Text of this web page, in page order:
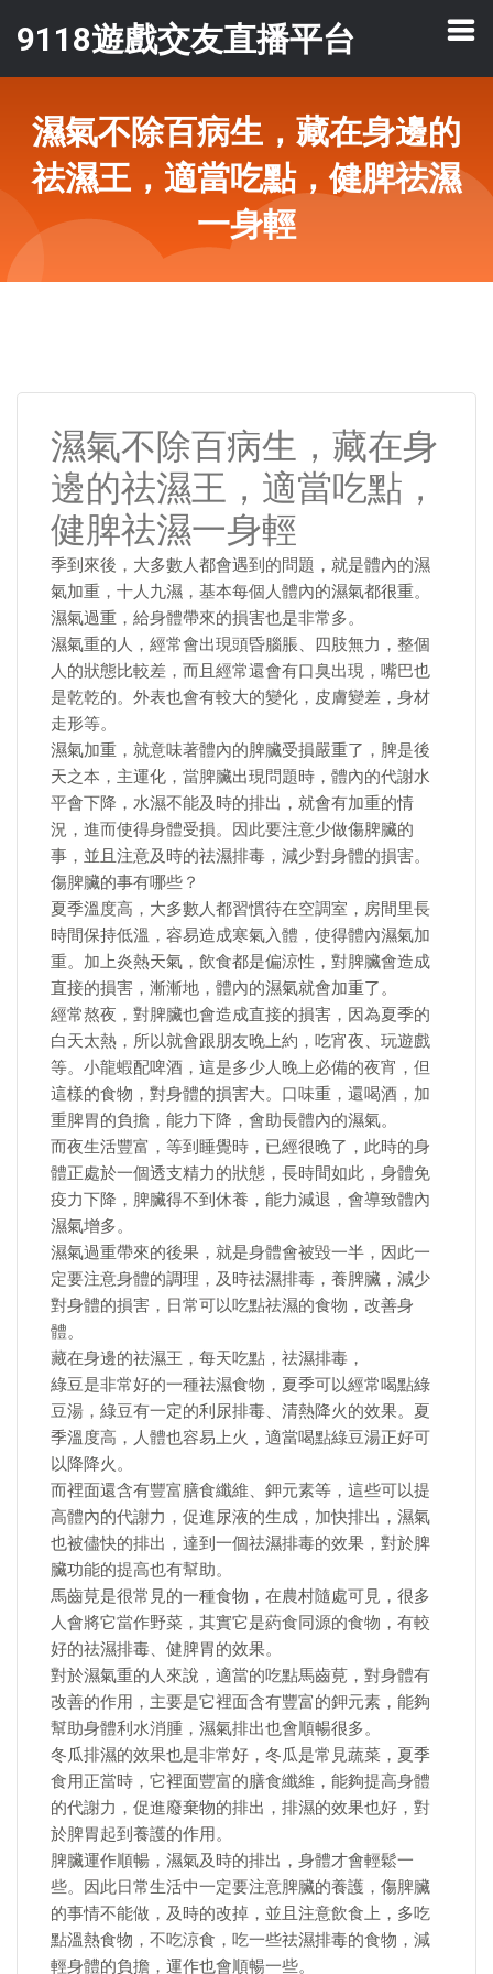
9118遊戲交友直播平台
濕氣不除百病生，藏在身邊的
祛濕王，適當吃點，健脾祛濕
一身輕
濕氣不除百病生，藏在身
邊的祛濕王，適當吃點，
健脾祛濕一身輕
季到來後，大多數人都會遇到的問題，就是體內的濕
氣加重，十人九濕，基本每個人體內的濕氣都很重。
濕氣過重，給身體帶來的損害也是非常多。
濕氣重的人，經常會出現頭昏腦脹、四肢無力，整個
人的狀態比較差，而且經常還會有口臭出現，嘴巴也
是乾乾的。外表也會有較大的變化，皮膚變差，身材
走形等。
濕氣加重，就意味著體內的脾臟受損嚴重了，脾是後
天之本，主運化，當脾臟出現問題時，體內的代謝水
平會下降，水濕不能及時的排出，就會有加重的情
況，進而使得身體受損。因此要注意少做傷脾臟的
事，並且注意及時的祛濕排毒，減少對身體的損害。
傷脾臟的事有哪些？
夏季溫度高，大多數人都習慣待在空調室，房間里長
時間保持低溫，容易造成寒氣入體，使得體內濕氣加
重。加上炎熱天氣，飲食都是偏涼性，對脾臟會造成
直接的損害，漸漸地，體內的濕氣就會加重了。
經常熬夜，對脾臟也會造成直接的損害，因為夏季的
白天太熱，所以就會跟朋友晚上約，吃宵夜、玩遊戲
等。小龍蝦配啤酒，這是多少人晚上必備的夜宵，但
這樣的食物，對身體的損害大。口味重，還喝酒，加
重脾胃的負擔，能力下降，會助長體內的濕氣。
而夜生活豐富，等到睡覺時，已經很晚了，此時的身
體正處於一個透支精力的狀態，長時間如此，身體免
疫力下降，脾臟得不到休養，能力減退，會導致體內
濕氣增多。
濕氣過重帶來的後果，就是身體會被毀一半，因此一
定要注意身體的調理，及時祛濕排毒，養脾臟，減少
對身體的損害，日常可以吃點祛濕的食物，改善身
體。
藏在身邊的祛濕王，每天吃點，祛濕排毒，
綠豆是非常好的一種祛濕食物，夏季可以經常喝點綠
豆湯，綠豆有一定的利尿排毒、清熱降火的效果。夏
季溫度高，人體也容易上火，適當喝點綠豆湯正好可
以降降火。
而裡面還含有豐富膳食纖維、鉀元素等，這些可以提
高體內的代謝力，促進尿液的生成，加快排出，濕氣
也被儘快的排出，達到一個祛濕排毒的效果，對於脾
臟功能的提高也有幫助。
馬齒莧是很常見的一種食物，在農村隨處可見，很多
人會將它當作野菜，其實它是葯食同源的食物，有較
好的祛濕排毒、健脾胃的效果。
對於濕氣重的人來說，適當的吃點馬齒莧，對身體有
改善的作用，主要是它裡面含有豐富的鉀元素，能夠
幫助身體利水消腫，濕氣排出也會順暢很多。
冬瓜排濕的效果也是非常好，冬瓜是常見蔬菜，夏季
食用正當時，它裡面豐富的膳食纖維，能夠提高身體
的代謝力，促進廢棄物的排出，排濕的效果也好，對
於脾胃起到養護的作用。
脾臟運作順暢，濕氣及時的排出，身體才會輕鬆一
些。因此日常生活中一定要注意脾臟的養護，傷脾臟
的事情不能做，及時的改掉，並且注意飲食上，多吃
點溫熱食物，不吃涼食，吃一些祛濕排毒的食物，減
輕身體的負擔，運作也會順暢一些。